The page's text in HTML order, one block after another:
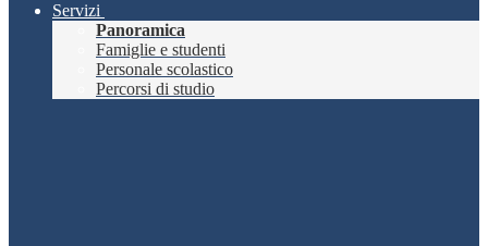
Servizi
Panoramica
Famiglie e studenti
Personale scolastico
Percorsi di studio